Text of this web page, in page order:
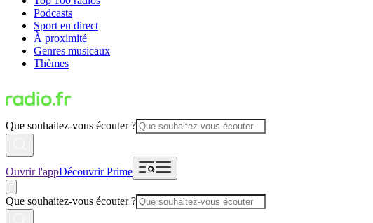
Podcasts
Sport en direct
À proximité
Genres musicaux
Thèmes
Que souhaitez-vous écouter ?
Ouvrir l'appDécouvrir Prime
Que souhaitez-vous écouter ?